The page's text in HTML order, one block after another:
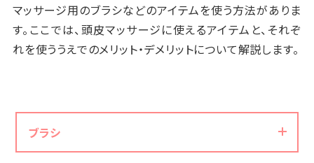
マッサージ用のブラシなどのアイテムを使う方法がありま
す。ここでは、頭皮マッサージに使えるアイテムと、それぞ
れを使ううえでのメリット・デメリットについて解説します。
ブラシ